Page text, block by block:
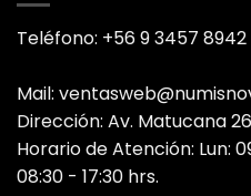
Teléfono: +56 9 3457 8942
Mail:
Dirección: Av. Matucana
Horario de Atención: Lun:
08:30 - 17:30 hrs.